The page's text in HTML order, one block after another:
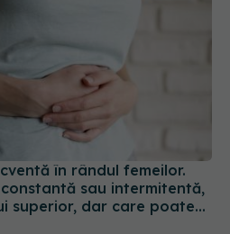
în rândul femeilor.
sau intermitentă,
superior, dar care poate
umărului